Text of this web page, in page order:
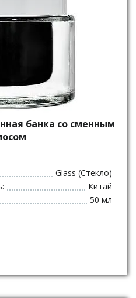
банка со сменным
Glass (Стекло)
Китай
50 мл